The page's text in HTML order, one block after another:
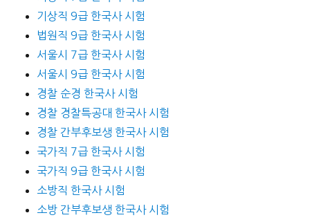
기상직 9급 한국사 시험
법원직 9급 한국사 시험
서울시 7급 한국사 시험
서울시 9급 한국사 시험
경찰 순경 한국사 시험
경찰 경찰특공대 한국사 시험
경찰 간부후보생 한국사 시험
국가직 7급 한국사 시험
국가직 9급 한국사 시험
소방직 한국사 시험
소방 간부후보생 한국사 시험